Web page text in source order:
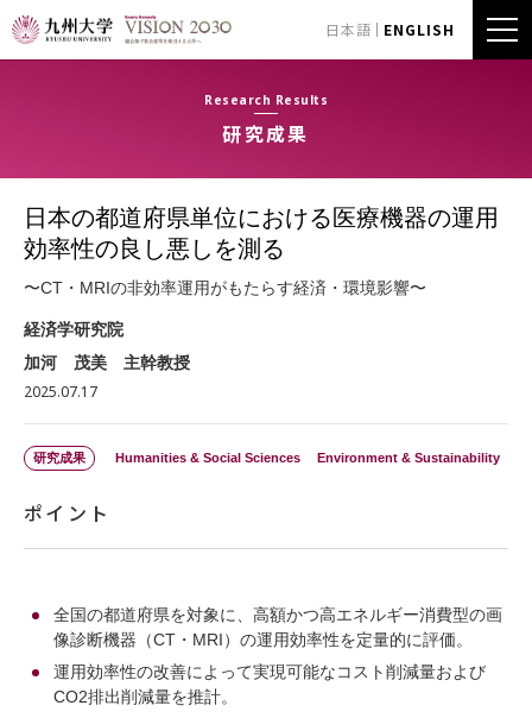
日本語 ENGLISH
Research Results
研究成果
日本の都道府県単位における医療機器の運用
効率性の良し悪しを測る
〜CT・MRIの非効率運用がもたらす経済・環境影響〜
経済学研究院
加河 茂美 主幹教授
2025.07.17
研究成果 Humanities & Social Sciences Environment & Sustainability
ポイント
全国の都道府県を対象に、高額かつ高エネルギー消費型の画
像診断機器（CT・MRI）の運用効率性を定量的に評価。
運用効率性の改善によって実現可能なコスト削減量および
CO2排出削減量を推計。